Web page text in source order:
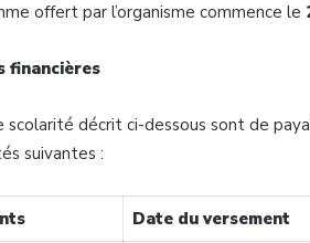
offert par l’organisme commence le
financières
scolarité décrit ci-dessous sont de
suivantes :
Date du versement